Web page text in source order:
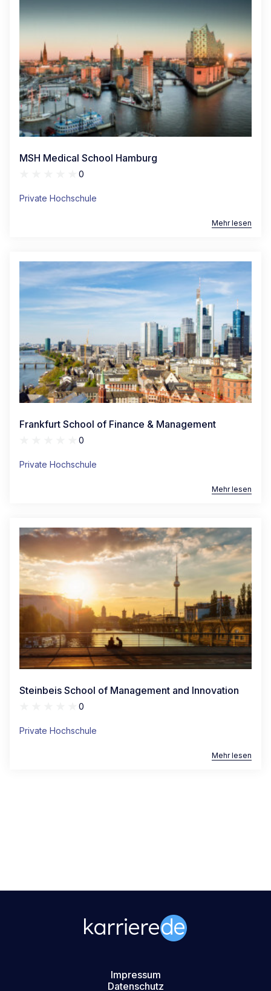
MSH Medical School Hamburg
0
Private Hochschule
Mehr lesen
Frankfurt School of Finance & Management
0
Private Hochschule
Mehr lesen
Steinbeis School of Management and Innovation
0
Private Hochschule
Mehr lesen
Impressum
Datenschutz